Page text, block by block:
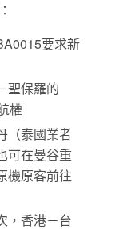
要求新
聖保羅的
權
（泰國業者
可在曼谷重
機原客前往
，香港－台